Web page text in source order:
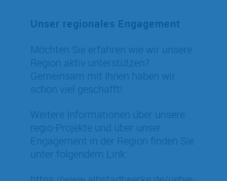
Unser regionales Engagement
Möchten Sie erfahren wie wir unsere
Region aktiv unterstützen?
Gemeinsam mit Ihnen haben wir
schon viel geschafft!
Weitere Informationen über unsere
regio-Projekte und über unser
Engagement in der Region finden Sie
unter folgendem Link: